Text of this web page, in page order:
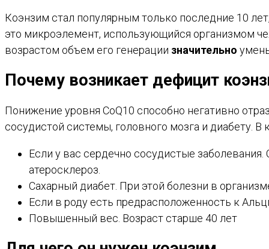
Коэнзим стал популярным только последние 10
это микроэлемент, использующийся организмом
возрастом объем его генерации значительно
Почему возникает дефицит
Понижение уровня CoQ10 способно негативно
сосудистой системы, головного мозга и диабету.
Если у вас сердечно сосудистые
атеросклероз.
Сахарный диабет. При этой болезни в
Если в роду есть предрасположенность к
Повышенный вес. Возраст старше 40 лет